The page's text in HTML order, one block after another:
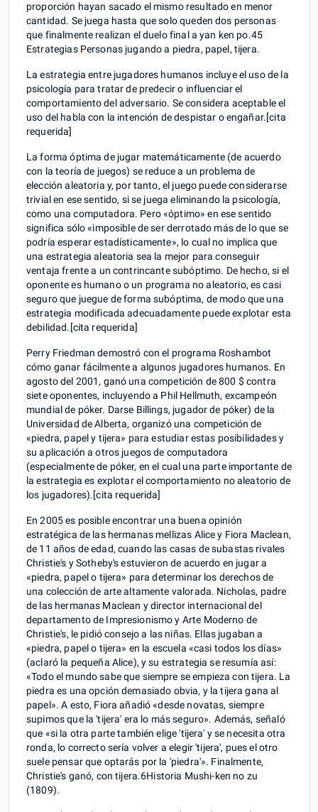
proporción hayan sacado el mismo resultado en menor
cantidad. Se juega hasta que solo queden dos personas
que finalmente realizan el duelo final a yan ken po.4​5​
Estrategias Personas jugando a piedra, papel, tijera.
La estrategia entre jugadores humanos incluye el uso de la
psicología para tratar de predecir o influenciar el
comportamiento del adversario. Se considera aceptable el
uso del habla con la intención de despistar o engañar.[cita
requerida]
La forma óptima de jugar matemáticamente (de acuerdo
con la teoría de juegos) se reduce a un problema de
elección aleatoria y, por tanto, el juego puede considerarse
trivial en ese sentido, si se juega eliminando la psicología,
como una computadora. Pero «óptimo» en ese sentido
significa sólo «imposible de ser derrotado más de lo que se
podría esperar estadísticamente», lo cual no implica que
una estrategia aleatoria sea la mejor para conseguir
ventaja frente a un contrincante subóptimo. De hecho, si el
oponente es humano o un programa no aleatorio, es casi
seguro que juegue de forma subóptima, de modo que una
estrategia modificada adecuadamente puede explotar esta
debilidad.[cita requerida]
Perry Friedman demostró con el programa Roshambot
cómo ganar fácilmente a algunos jugadores humanos. En
agosto del 2001, ganó una competición de 800 $ contra
siete oponentes, incluyendo a Phil Hellmuth, excampeón
mundial de póker. Darse Billings, jugador de póker) de la
Universidad de Alberta, organizó una competición de
«piedra, papel y tijera» para estudiar estas posibilidades y
su aplicación a otros juegos de computadora
(especialmente de póker, en el cual una parte importante de
la estrategia es explotar el comportamiento no aleatorio de
los jugadores).[cita requerida]
En 2005 es posible encontrar una buena opinión
estratégica de las hermanas mellizas Alice y Fiora Maclean,
de 11 años de edad, cuando las casas de subastas rivales
Christie's y Sotheby's estuvieron de acuerdo en jugar a
«piedra, papel o tijera» para determinar los derechos de
una colección de arte altamente valorada. Nicholas, padre
de las hermanas Maclean y director internacional del
departamento de Impresionismo y Arte Moderno de
Christie's, le pidió consejo a las niñas. Ellas jugaban a
«piedra, papel o tijera» en la escuela «casi todos los días»
(aclaró la pequeña Alice), y su estrategia se resumía así:
«Todo el mundo sabe que siempre se empieza con tijera. La
piedra es una opción demasiado obvia, y la tijera gana al
papel». A esto, Fiora añadió «desde novatas, siempre
supimos que la 'tijera' era lo más seguro». Además, señaló
que «si la otra parte también elige 'tijera' y se necesita otra
ronda, lo correcto sería volver a elegir 'tijera', pues el otro
suele pensar que optarás por la 'piedra'». Finalmente,
Christie's ganó, con tijera.6​ Historia Mushi-ken no zu
(1809).